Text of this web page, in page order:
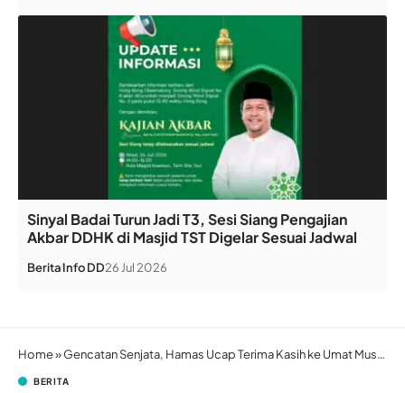
Sinyal Badai Turun Jadi T3, Sesi Siang Pengajian
Akbar DDHK di Masjid TST Digelar Sesuai Jadwal
BeritaInfo DD26 Jul 2026
Home»Gencatan Senjata, Hamas Ucap Terima Kasih ke Umat Muslim Dunia
BERITA